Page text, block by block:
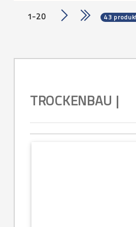
1-20 43
TROCKENBAU |